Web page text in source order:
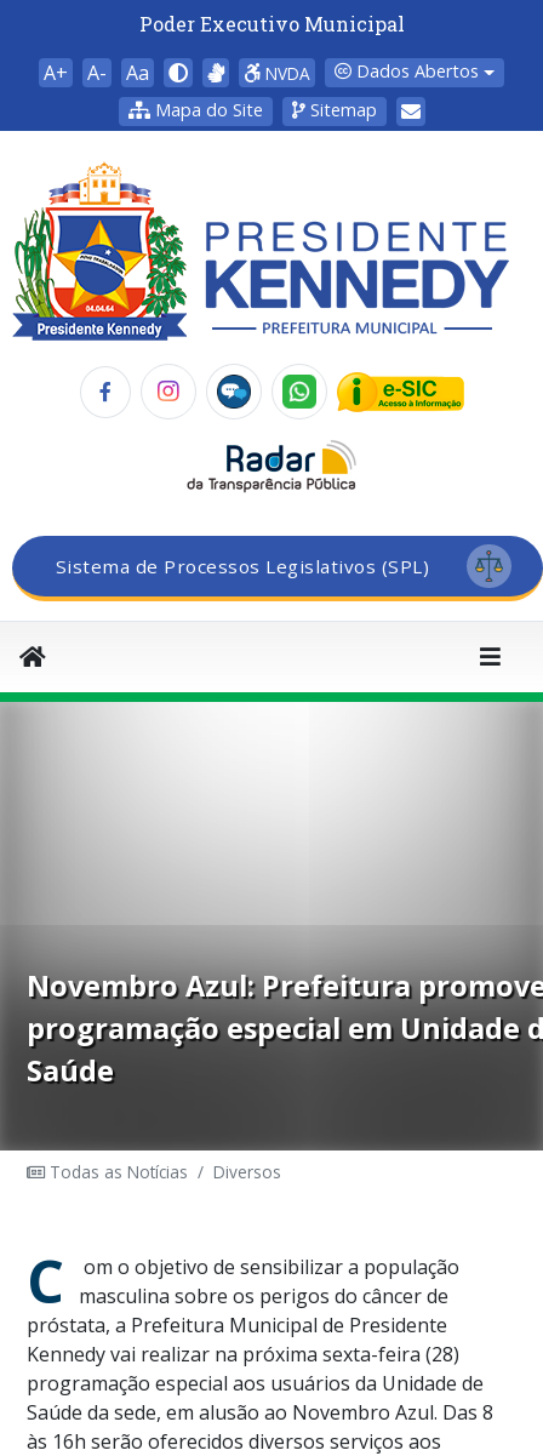
Poder Executivo Municipal
A+ A- Aa NVDA
Dados Abertos
Mapa do Site
Sitemap
Sistema de Processos Legislativos (SPL)
Novembro Azul: Prefeitura
programação especial em Unidade
Saúde
Todas as Notícias / Diversos
C
om o objetivo de sensibilizar a população
masculina sobre os perigos do câncer de
próstata, a Prefeitura Municipal de Presidente
Kennedy vai realizar na próxima sexta-feira (28)
programação especial aos usuários da Unidade de
Saúde da sede, em alusão ao Novembro Azul. Das 8
às 16h serão oferecidos diversos serviços aos